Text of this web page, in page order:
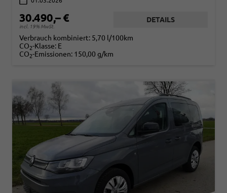
30.490,– €
incl. 19% MwSt.
DETAILS
Verbrauch kombiniert: 5,70 l/100km
CO2-Klasse: E
CO2-Emissionen: 150,00 g/km